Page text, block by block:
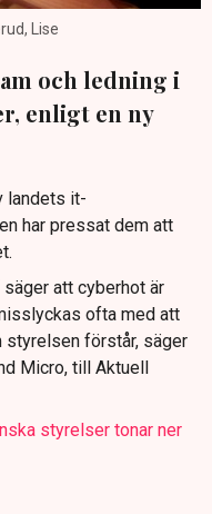
Lise
och ledning i
enligt en ny
landets it-
har pressat dem att
att cyberhot är
ofta med att
styrelsen förstår, säger
Micro, till Aktuell
styrelser tonar ner